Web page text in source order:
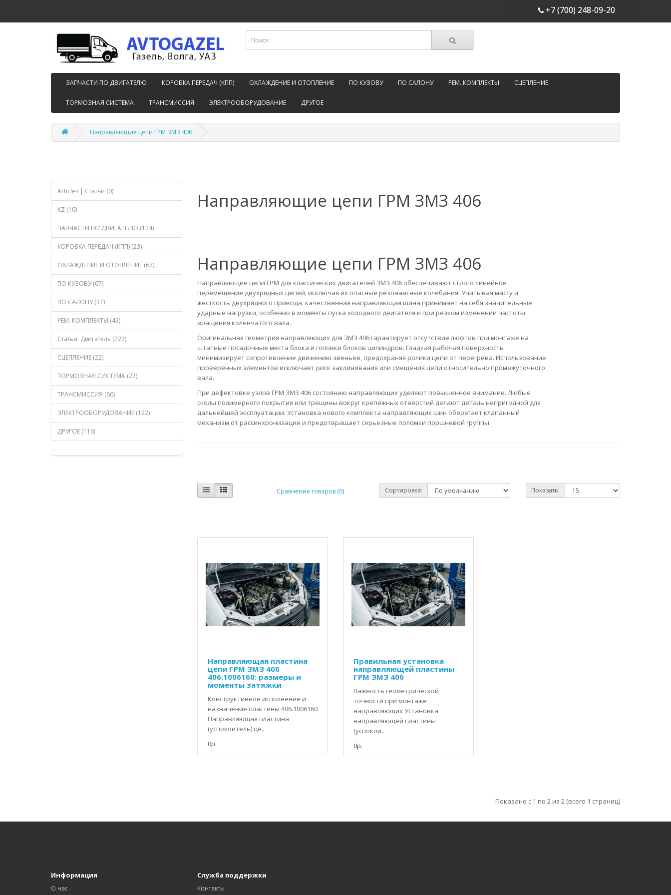
+7 (700) 248-09-20
ЗАПЧАСТИ ПО ДВИГАТЕЛЮ КОРОБКА ПЕРЕДАЧ (КПП) ОХЛАЖДЕНИЕ И ОТОПЛЕНИЕ ПО КУЗОВУ ПО САЛОНУ РЕМ. КОМПЛЕКТЫ СЦЕПЛЕНИЕ
ТОРМОЗНАЯ СИСТЕМА ТРАНСМИССИЯ ЭЛЕКТРООБОРУДОВАНИЕ ДРУГОЕ
Направляющие цепи ГРМ ЗМЗ 406
Articles | Статьи (0)
KZ (10)
ЗАПЧАСТИ ПО ДВИГАТЕЛЮ (124)
КОРОБКА ПЕРЕДАЧ (КПП) (23)
ОХЛАЖДЕНИЕ И ОТОПЛЕНИЕ (67)
ПО КУЗОВУ (67)
ПО САЛОНУ (37)
РЕМ. КОМПЛЕКТЫ (43)
Статьи: Двигатель (722)
СЦЕПЛЕНИЕ (22)
ТОРМОЗНАЯ СИСТЕМА (27)
ТРАНСМИССИЯ (60)
ЭЛЕКТРООБОРУДОВАНИЕ (122)
ДРУГОЕ (116)
Направляющие цепи ГРМ ЗМЗ 406
Направляющие цепи ГРМ ЗМЗ 406
Направляющие цепи ГРМ для классических двигателей ЗМЗ 406 обеспечивают строго линейное
перемещение двухрядных цепей, исключая их опасные резонансные колебания. Учитывая массу и
жесткость двухрядного привода, качественная направляющая шина принимает на себя значительные
ударные нагрузки, особенно в моменты пуска холодного двигателя и при резком изменении частоты
вращения коленчатого вала.
Оригинальная геометрия направляющих для ЗМЗ 406 гарантирует отсутствие люфтов при монтаже на
штатные посадочные места блока и головки блоков цилиндров. Гладкая рабочая поверхность
минимизирует сопротивление движению звеньев, предохраняя ролики цепи от перегрева. Использование
проверенных элементов исключает риск заклинивания или смещения цепи относительно промежуточного
вала.
При дефектовке узлов ГРМ ЗМЗ 406 состоянию направляющих уделяют повышенное внимание. Любые
сколы полимерного покрытия или трещины вокруг крепежных отверстий делают деталь непригодной для
дальнейшей эксплуатации. Установка нового комплекта направляющих шин оберегает клапанный
механизм от рассинхронизации и предотвращает серьезные поломки поршневой группы.
Сравнение товаров (0) Сортировка: Показать:
Направляющая пластина
цепи ГРМ ЗМЗ 406
406.1006160: размеры и
моменты затяжки
Конструктивное исполнение и
назначение пластины 406.1006160
Направляющая пластина
(успокоитель) це..
0р.
Правильная установка
направляющей пластины
ГРМ ЗМЗ 406
Важность геометрической
точности при монтаже
направляющих Установка
направляющей пластины
(успокои..
0р.
Показано с 1 по 2 из 2 (всего 1 страниц)
Информация
О нас
Служба поддержки
Контакты